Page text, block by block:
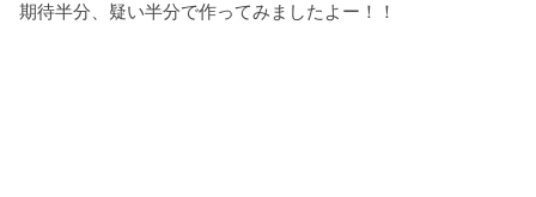
期待半分、疑い半分で作ってみましたよー！！